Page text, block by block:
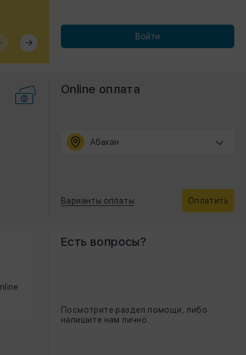
Если Вы хотите сообщить нам об ошибке –
напишите письмо на почтуepp@sibgenco.ru
Войти
Online оплата
Абакан
Варианты оплаты Оплатить
Есть вопросы?
Посмотрите раздел помощи, либо
напишите нам лично.